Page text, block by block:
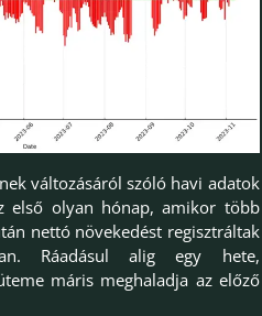
változásáról szóló havi adatok
első olyan hónap, amikor több
nettó növekedést regisztráltak
Ráadásul alig egy hete,
máris meghaladja az előző